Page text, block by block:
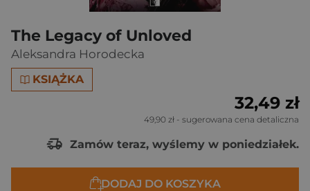
The Legacy of Unloved
Aleksandra Horodecka
KSIĄŻKA
32,49 zł
49,90 zł - sugerowana cena detaliczna
Zamów teraz, wyślemy w poniedziałek.
DODAJ DO KOSZYKA